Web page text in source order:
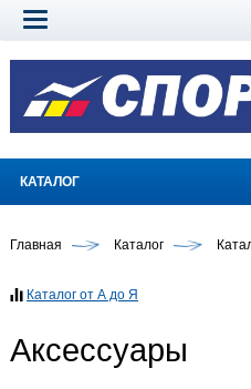
КАТАЛОГ
Главная Каталог
Каталог от А до Я
Аксессуары